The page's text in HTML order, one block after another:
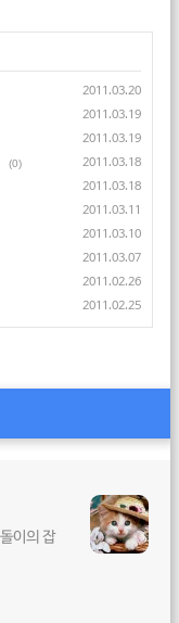
2011.03.20
2011.03.19
2011.03.19
(0) 2011.03.18
2011.03.18
2011.03.11
2011.03.10
2011.03.07
2011.02.26
2011.02.25
이의 잡